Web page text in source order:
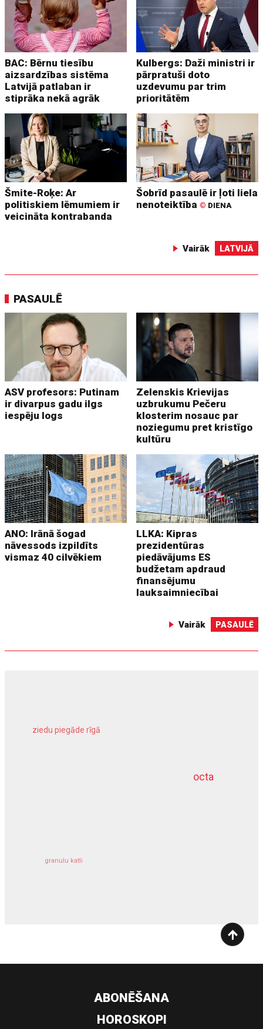
BAC: Bērnu tiesību
aizsardzības sistēma
Latvijā patlaban ir
stiprāka nekā agrāk
Kulbergs: Daži ministri ir
pārpratuši doto
uzdevumu par trim
prioritātēm
Šmite-Roķe: Ar
politiskiem lēmumiem ir
veicināta kontrabanda
Šobrīd pasaulē ir ļoti liela
nenoteiktība © DIENA
Vairāk LATVIJĀ
PASAULĒ
ASV profesors: Putinam
ir divarpus gadu ilgs
iespēju logs
Zelenskis Krievijas
uzbrukumu Pečeru
klosterim nosauc par
noziegumu pret kristīgo
kultūru
ANO: Irānā šogad
nāvessods izpildīts
vismaz 40 cilvēkiem
LLKA: Kipras
prezidentūras
piedāvājums ES
budžetam apdraud
finansējumu
lauksaimniecībai
Vairāk PASAULĒ
octa
ziedu piegāde rīgā
granulu katli
dziļurbums
ABONĒŠANA
HOROSKOPI